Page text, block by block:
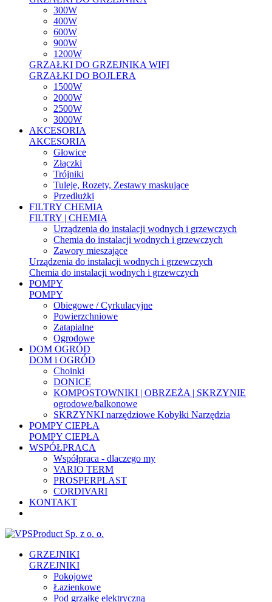
300W
400W
600W
900W
1200W
GRZAŁKI DO GRZEJNIKA WIFI
GRZAŁKI DO BOJLERA
1500W
2000W
2500W
3000W
AKCESORIA
AKCESORIA
Głowice
Złączki
Trójniki
Tuleje, Rozety, Zestawy maskujące
Przedłużki
FILTRY CHEMIA
FILTRY | CHEMIA
Urządzenia do instalacji wodnych i grzewczych
Chemia do instalacji wodnych i grzewczych
Zawory mieszające
Urządzenia do instalacji wodnych i grzewczych
Chemia do instalacji wodnych i grzewczych
POMPY
POMPY
Obiegowe / Cyrkulacyjne
Powierzchniowe
Zatapialne
Ogrodowe
DOM OGRÓD
DOM i OGRÓD
Choinki
DONICE
KOMPOSTOWNIKI | OBRZEŻA | SKRZYNIE
ogrodowe/balkonowe
SKRZYNKI narzędziowe Kobyłki Narzędzia
POMPY CIEPŁA
POMPY CIEPŁA
WSPÓŁPRACA
Współpraca - dlaczego my
VARIO TERM
PROSPERPLAST
CORDIVARI
KONTAKT
GRZEJNIKI
GRZEJNIKI
Pokojowe
Łazienkowe
Pod grzałkę elektryczną